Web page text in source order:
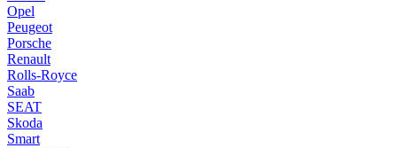
Opel
Peugeot
Porsche
Renault
Rolls-Royce
Saab
SEAT
Skoda
Smart